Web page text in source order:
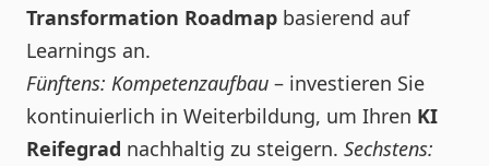
Transformation Roadmap basierend auf
Learnings an.
Fünftens: Kompetenzaufbau – investieren Sie
kontinuierlich in Weiterbildung, um Ihren KI
Reifegrad nachhaltig zu steigern. Sechstens: